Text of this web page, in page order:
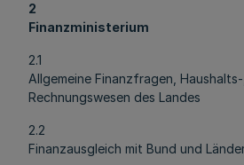
2
Finanzministerium
2.1
Allgemeine Finanzfragen,
Rechnungswesen des Landes
2.2
Finanzausgleich mit Bund und